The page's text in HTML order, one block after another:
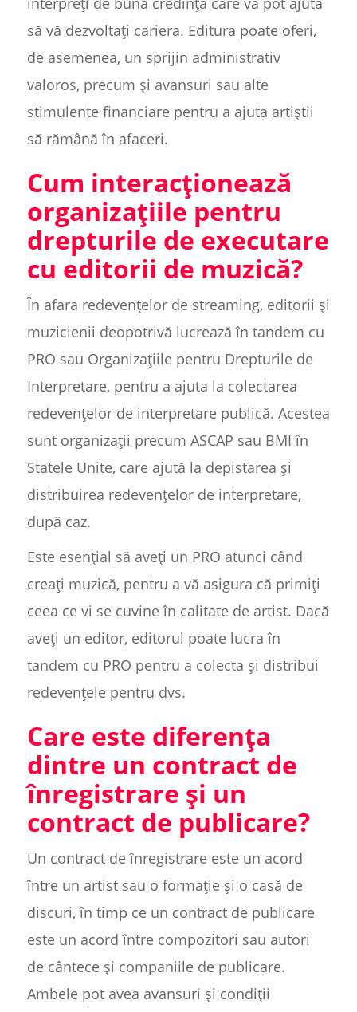
să vă dezvoltați cariera. Editura poate oferi,
de asemenea, un sprijin administrativ
valoros, precum și avansuri sau alte
stimulente financiare pentru a ajuta artiștii
să rămână în afaceri.
Cum interacționează
organizațiile pentru
drepturile de executare
cu editorii de muzică?
În afara redevențelor de streaming, editorii și
muzicienii deopotrivă lucrează în tandem cu
PRO sau Organizațiile pentru Drepturile de
Interpretare, pentru a ajuta la colectarea
redevențelor de interpretare publică. Acestea
sunt organizații precum ASCAP sau BMI în
Statele Unite, care ajută la depistarea și
distribuirea redevențelor de interpretare,
după caz.
Este esențial să aveți un PRO atunci când
creați muzică, pentru a vă asigura că primiți
ceea ce vi se cuvine în calitate de artist. Dacă
aveți un editor, editorul poate lucra în
tandem cu PRO pentru a colecta și distribui
redevențele pentru dvs.
Care este diferența
dintre un contract de
înregistrare și un
contract de publicare?
Un contract de înregistrare este un acord
între un artist sau o formație și o casă de
discuri, în timp ce un contract de publicare
este un acord între compozitori sau autori
de cântece și companiile de publicare.
Ambele pot avea avansuri și condiții